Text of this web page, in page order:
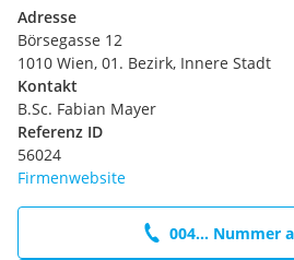
Adresse
Börsegasse 12
1010 Wien, 01. Bezirk, Innere Stadt
Kontakt
B.Sc. Fabian Mayer
Referenz ID
56024
Firmenwebsite
004... Nummer